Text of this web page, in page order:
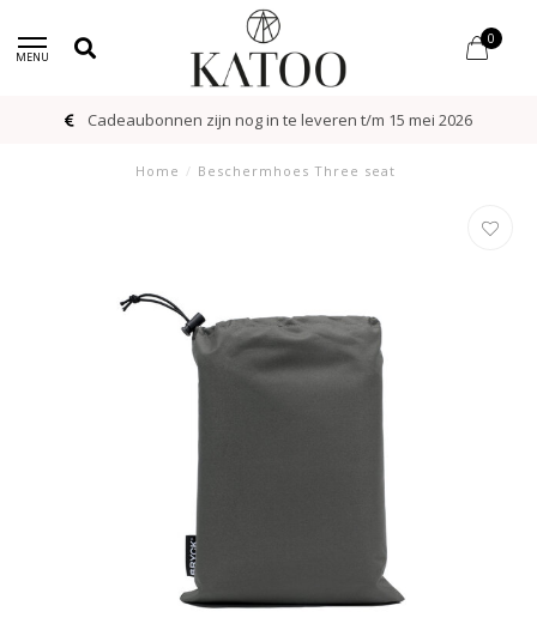
MENU
0
Cadeaubonnen zijn nog in te leveren t/m 15 mei 2026
Home / Beschermhoes Three seat